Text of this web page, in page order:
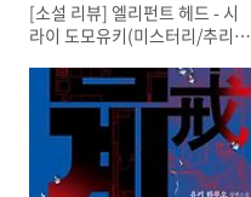
[소설 리뷰] 엘리펀트 헤드 - 시
라이 도모유키(미스터리/추리소